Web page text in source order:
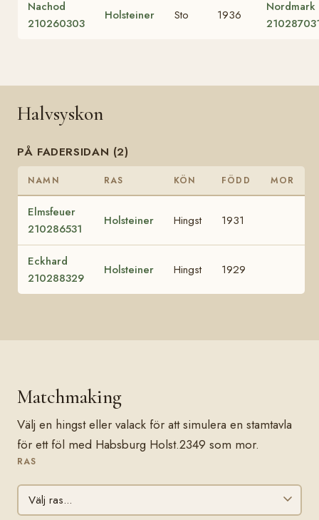
Nachod
210260303
Holsteiner Sto 1936
Nordmark
Halvsyskon
PÅ FADERSIDAN (2)
NAMN RAS KÖN FÖDD MOR
Elmsfeuer
210286531
Holsteiner Hingst 1931
Eckhard
210288329
Holsteiner Hingst 1929
Matchmaking
Välj en hingst eller valack för att simulera en stamtavla
för ett föl med Habsburg Holst.2349 som mor.
RAS